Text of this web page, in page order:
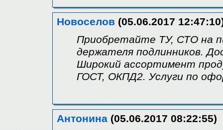
Новоселов (05.06.2017
Приобретайте ТУ, СТО на
держателя подлинников.
Широкий ассортимент
ГОСТ, ОКПД2. Услуги по
Антонина (05.06.2017 08:22:55)